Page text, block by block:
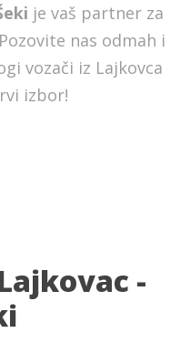
je vaš partner za
nas odmah i
vozači iz Lajkovca
izbor!
-